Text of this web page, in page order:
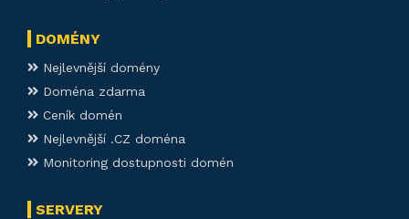
DOMÉNY
Nejlevnější domény
Doména zdarma
Ceník domén
Nejlevnější .CZ doména
Monitoring dostupnosti domén
SERVERY